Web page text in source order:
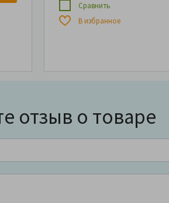
Сравнить
В избранное
отзыв о товаре